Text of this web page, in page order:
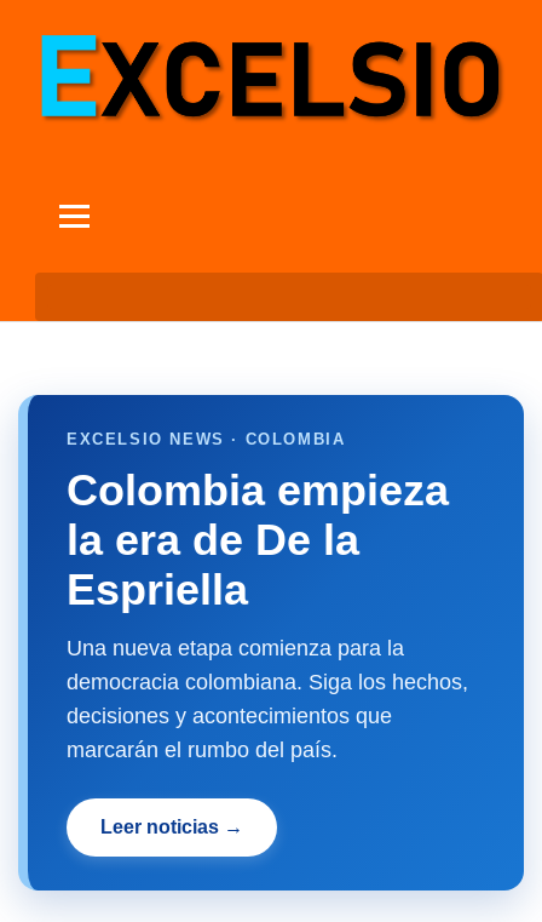
EXCELSIO NEWS · COLOMBIA
Colombia empieza
la era de De la
Espriella
Una nueva etapa comienza para la
democracia colombiana. Siga los hechos,
decisiones y acontecimientos que
marcarán el rumbo del país.
Leer noticias →